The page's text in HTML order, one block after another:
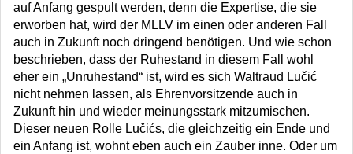
auf Anfang gespult werden, denn die Expertise, die sie
erworben hat, wird der MLLV im einen oder anderen Fall
auch in Zukunft noch dringend benötigen. Und wie schon
beschrieben, dass der Ruhestand in diesem Fall wohl
eher ein „Unruhestand“ ist, wird es sich Waltraud Lučić
nicht nehmen lassen, als Ehrenvorsitzende auch in
Zukunft hin und wieder meinungsstark mitzumischen.
Dieser neuen Rolle Lučićs, die gleichzeitig ein Ende und
ein Anfang ist, wohnt eben auch ein Zauber inne. Oder um